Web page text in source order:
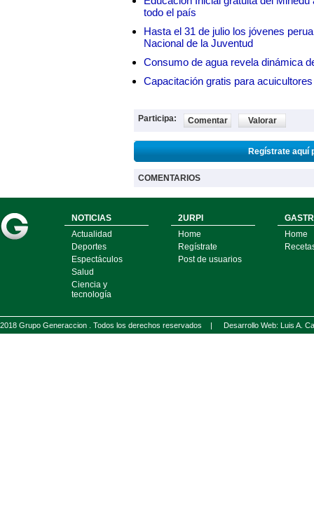
todo el país
Hasta el 31 de julio los jóvenes
Nacional de la Juventud
Consumo de agua revela dinámica
Capacitación gratis para
Participa: Comentar Valorar
Regístrate aquí
COMENTARIOS
NOTICIAS
Actualidad
Deportes
Espectáculos
Salud
Ciencia y
tecnología
2URPI
Home
Regístrate
Post de usuarios
Home
2018 Grupo Generaccion . Todos los derechos reservados | Desarrollo Web: Luis